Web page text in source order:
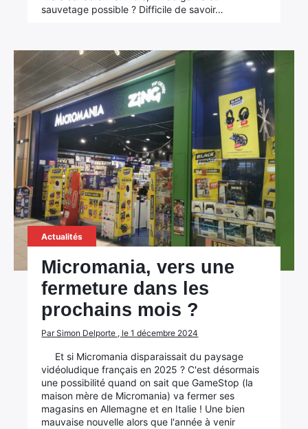
sauvetage possible ? Difficile de savoir…
Actualités
Micromania, vers une
fermeture dans les
prochains mois ?
Par Simon Delporte , le 1 décembre 2024
Et si Micromania disparaissait du paysage
vidéoludique français en 2025 ? C'est désormais
une possibilité quand on sait que GameStop (la
maison mère de Micromania) va fermer ses
magasins en Allemagne et en Italie ! Une bien
mauvaise nouvelle alors que l'année à venir